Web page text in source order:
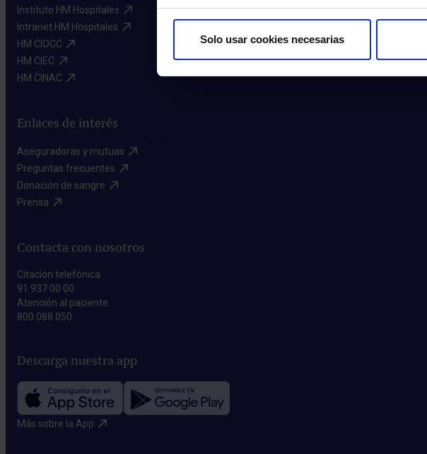
Solo usar cookies necesarias
Instituto HM Hospitales​
Intranet HM Hospitales​
HM CIOCC​
HM CIEC​
HM CINAC​
Enlaces de interés
Aseguradoras y mutuas​
Preguntas frecuentes​
Donación de sangre​
Prensa​
Contacta con nosotros
Citación telefónica
91 937 00 00
Atención al paciente
800 088 050
Descarga nuestra app
Más sobre la App​